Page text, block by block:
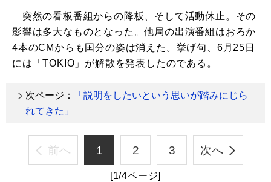
突然の看板番組からの降板、そして活動休止。その
影響は多大なものとなった。他局の出演番組はおろか
4本のCMからも国分の姿は消えた。挙げ句、6月25日
には「TOKIO」が解散を発表したのである。
次ページ：
「説明をしたいという思いが踏みにじら
れてきた」
前へ 1 2 3 次へ
[1/4ページ]